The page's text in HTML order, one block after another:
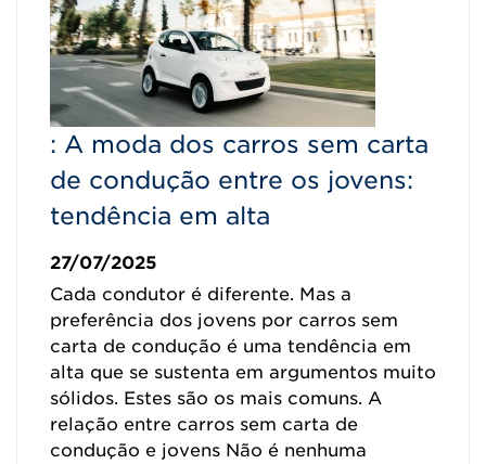
: A moda dos carros sem carta
de condução entre os jovens:
tendência em alta
27/07/2025
Cada condutor é diferente. Mas a
preferência dos jovens por carros sem
carta de condução é uma tendência em
alta que se sustenta em argumentos muito
sólidos. Estes são os mais comuns. A
relação entre carros sem carta de
condução e jovens Não é nenhuma